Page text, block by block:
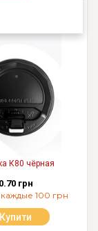
К80 чёрная
0.70 грн
каждые 100 грн
Купити